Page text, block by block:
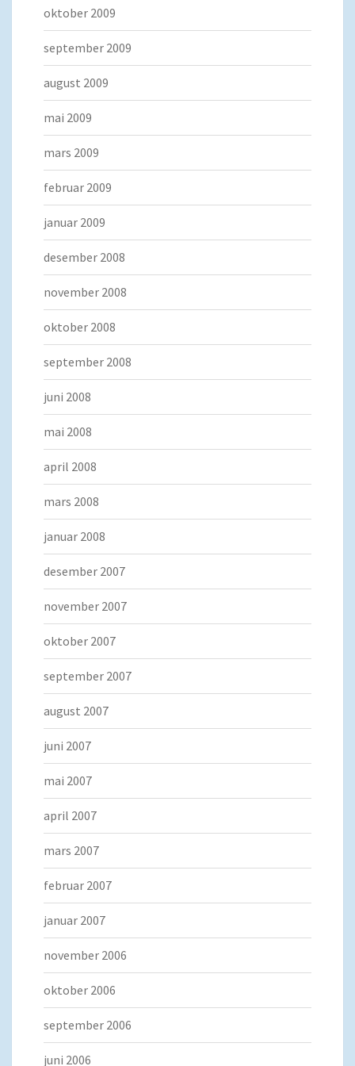
oktober 2009
september 2009
august 2009
mai 2009
mars 2009
februar 2009
januar 2009
desember 2008
november 2008
oktober 2008
september 2008
juni 2008
mai 2008
april 2008
mars 2008
januar 2008
desember 2007
november 2007
oktober 2007
september 2007
august 2007
juni 2007
mai 2007
april 2007
mars 2007
februar 2007
januar 2007
november 2006
oktober 2006
september 2006
juni 2006